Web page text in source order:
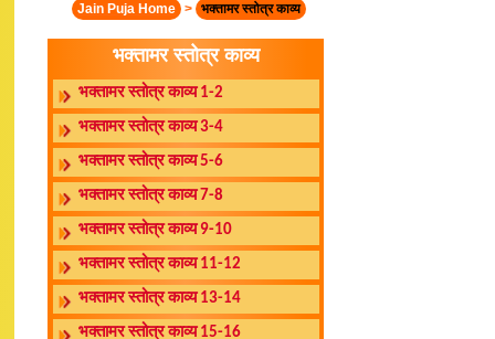
Jain Puja Home > भक्तामर स्तोत्र काव्य
भक्तामर स्तोत्र काव्य
भक्तामर स्तोत्र काव्य 1-2
भक्तामर स्तोत्र काव्य 3-4
भक्तामर स्तोत्र काव्य 5-6
भक्तामर स्तोत्र काव्य 7-8
भक्तामर स्तोत्र काव्य 9-10
भक्तामर स्तोत्र काव्य 11-12
भक्तामर स्तोत्र काव्य 13-14
भक्तामर स्तोत्र काव्य 15-16